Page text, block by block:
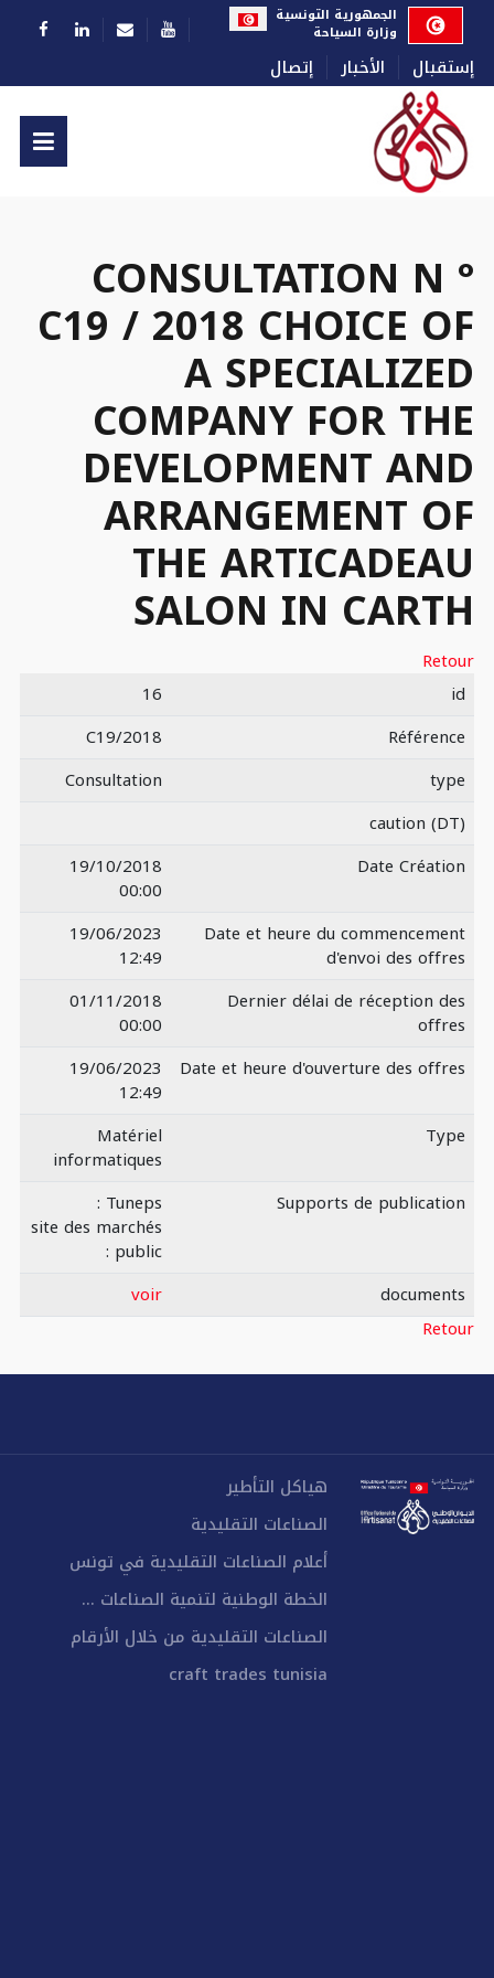
إستقبال الأخبار إتصال
اختر لغتكالجمهورية التونسية
وزارة السياحة
CONSULTATION N °
C19 / 2018 CHOICE OF
A SPECIALIZED
COMPANY FOR THE
DEVELOPMENT AND
ARRANGEMENT OF
THE ARTICADEAU
SALON IN CARTH
Retour
id
16
Référence
C19/2018
type
Consultation
caution (DT)
Date Création
19/10/2018
00:00
Date et heure du commencement
d'envoi des offres
19/06/2023
12:49
Dernier délai de réception des
offres
01/11/2018
00:00
Date et heure d'ouverture des offres
19/06/2023
12:49
Type
Matériel
informatiques
Supports de publication
Tuneps :
site des marchés
public :
documents
voir
Retour
هياكل التأطير
الصناعات التقليدية
أعلام الصناعات التقليدية في تونس
الخطة الوطنية لتنمية الصناعات ...
الصناعات التقليدية من خلال الأرقام
craft trades tunisia